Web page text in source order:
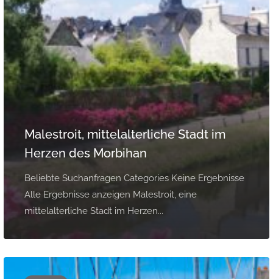
Malestroit, mittelalterliche Stadt im
Herzen des Morbihan
Beliebte Suchanfragen Categories Keine Ergebnisse
Alle Ergebnisse anzeigen Malestroit, eine
mittelalterliche Stadt im Herzen...